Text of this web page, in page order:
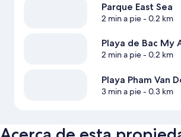
Parque East Sea
2 min a pie- 0.2 km
Playa de Bac My
2 min a pie- 0.2 km
Playa Pham Van
3 min a pie- 0.3 km